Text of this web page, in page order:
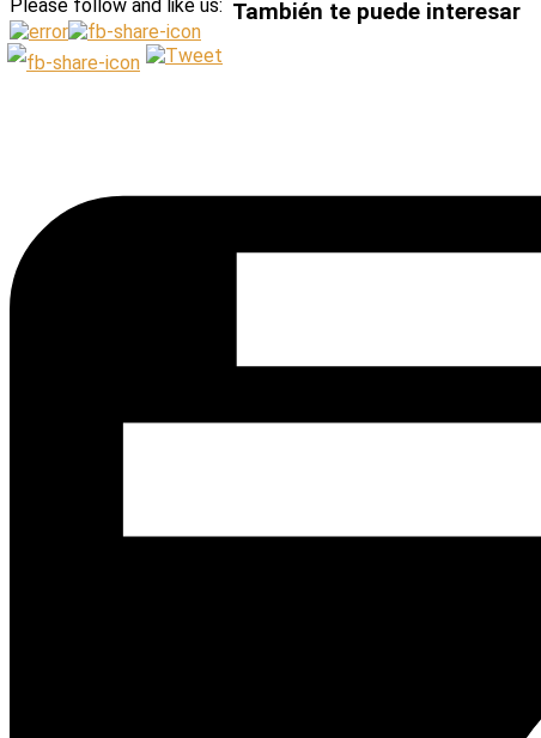
Please follow and like us: También te puede interesar